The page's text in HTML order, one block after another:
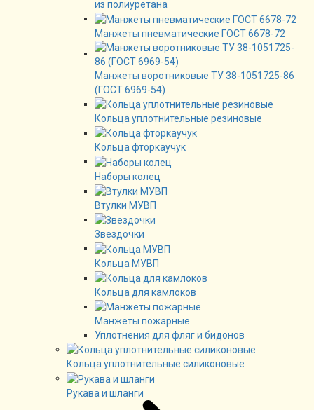
из полиуретана
Манжеты пневматические ГОСТ 6678-72
Манжеты воротниковые ТУ 38-1051725-86
(ГОСТ 6969-54)
Кольца уплотнительные резиновые
Кольца фторкаучук
Наборы колец
Втулки МУВП
Звездочки
Кольца МУВП
Кольца для камлоков
Манжеты пожарные
Уплотнения для фляг и бидонов
Кольца уплотнительные силиконовые
Рукава и шланги